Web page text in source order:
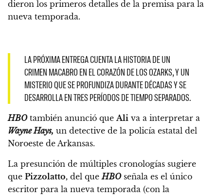
dieron los primeros detalles de la premisa para la
nueva temporada.
LA PRÓXIMA ENTREGA CUENTA LA HISTORIA DE UN
CRIMEN MACABRO EN EL CORAZÓN DE LOS OZARKS, Y UN
MISTERIO QUE SE PROFUNDIZA DURANTE DÉCADAS Y SE
DESARROLLA EN TRES PERÍODOS DE TIEMPO SEPARADOS.
HBOtambién anunció que Ali va a interpretar a
Wayne Hays, un detective de la policía estatal del
Noroeste de Arkansas.
La presunción de múltiples cronologías sugiere
que Pizzolatto, del queHBOseñala es el único
escritor para la nueva temporada (con la